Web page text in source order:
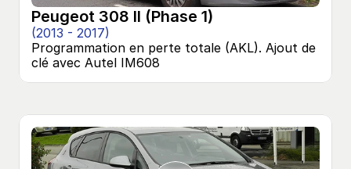
Peugeot 308 II (Phase 1)
(2013 - 2017)
Programmation en perte totale (AKL). Ajout de
clé avec Autel IM608